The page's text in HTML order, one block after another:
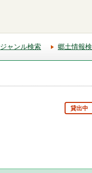
ジャンル検索 郷土情報
貸出中